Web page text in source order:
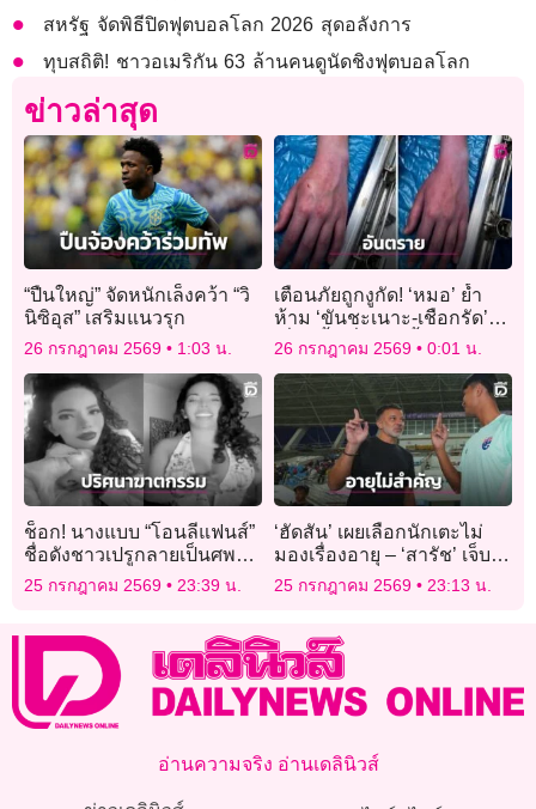
สหรัฐ จัดพิธีปิดฟุตบอลโลก 2026 สุดอลังการ
ทุบสถิติ! ชาวอเมริกัน 63 ล้านคนดูนัดชิงฟุตบอลโลก
ข่าวล่าสุด
“ปืนใหญ่” จัดหนักเล็งคว้า “วิ
นิซิอุส” เสริมแนวรุก
26 กรกฎาคม 2569 1:03 น.
เตือนภัยถูกงูกัด! ‘หมอ’ ย้ำ
ห้าม ‘ขันชะเนาะ-เชือกรัด’
เสี่ยงเนื้อเยื่อตายขั้นสูญเสีย
26 กรกฎาคม 2569 0:01 น.
ช็อก! นางแบบ “โอนลีแฟนส์”
ชื่อดังชาวเปรูกลายเป็นศพ
คาดฝีมือลูกชายเจ้าของตึก
25 กรกฎาคม 2569 23:39 น.
‘ฮัดสัน’ เผยเลือกนักเตะไม่
มองเรื่องอายุ – ‘สารัช’ เจ็บ
ไม่มาก
25 กรกฎาคม 2569 23:13 น.
อ่านความจริง อ่านเดลินิวส์